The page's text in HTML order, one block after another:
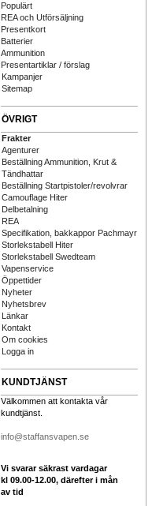
Populärt
REA och Utförsäljning
Presentkort
Batterier
Ammunition
Presentartiklar / förslag
Kampanjer
Sitemap
ÖVRIGT
Frakter
Agenturer
Beställning Ammunition, Krut &
Tändhattar
Beställning Startpistoler/revolvrar
Camouflage Hiter
Delbetalning
REA
Specifikation, bakkappor Pachmayr
Storlekstabell Hiter
Storlekstabell Swedteam
Vapenservice
Öppettider
Nyheter
Nyhetsbrev
Länkar
Kontakt
Om cookies
Logga in
KUNDTJÄNST
Välkommen att kontakta vår
kundtjänst.
info@staffansvapen.se
Vi svarar säkrast vardagar
kl 09.00-12.00, därefter i mån
av tid